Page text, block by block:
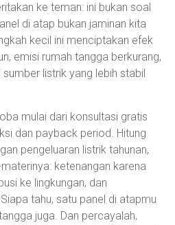
ke teman: ini bukan soal
di atap bukan jaminan kita
kecil ini menciptakan efek
emisi rumah tangga berkurang,
listrik yang lebih stabil
mulai dari konsultasi gratis
dan payback period. Hitung
pengeluaran listrik tahunan,
ketenangan karena
ke lingkungan, dan
tahu, satu panel di atapmu
juga. Dan percayalah,